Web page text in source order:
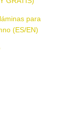
para
(ES/EN)